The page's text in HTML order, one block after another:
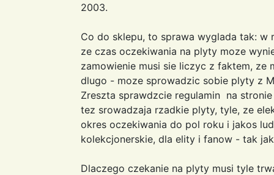
2003.
Co do sklepu, to sprawa wyglada tak: w
ze czas oczekiwania na plyty moze
zamowienie musi sie liczyc z faktem,
dlugo - moze sprowadzic sobie plyty z
Zreszta sprawdzcie regulamin na
tez srowadzaja rzadkie plyty, tyle, ze
okres oczekiwania do pol roku i jakos
kolekcjonerskie, dla elity i fanow - tak
Dlaczego czekanie na plyty musi tyle